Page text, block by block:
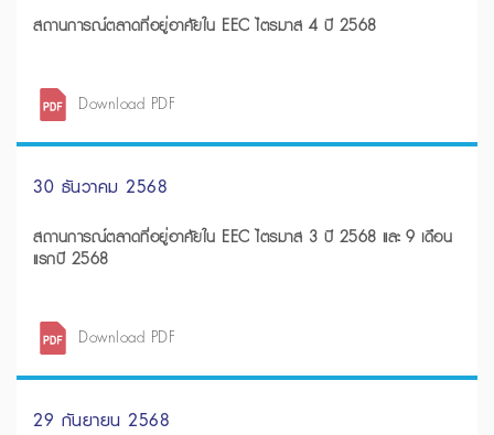
สถานการณ์ตลาดที่อยู่อาศัยใน EEC ไตรมาส 4 ปี 2568
Download PDF
30 ธันวาคม 2568
สถานการณ์ตลาดที่อยู่อาศัยใน EEC ไตรมาส 3 ปี 2568 และ 9 เดือน
แรกปี 2568
Download PDF
29 กันยายน 2568